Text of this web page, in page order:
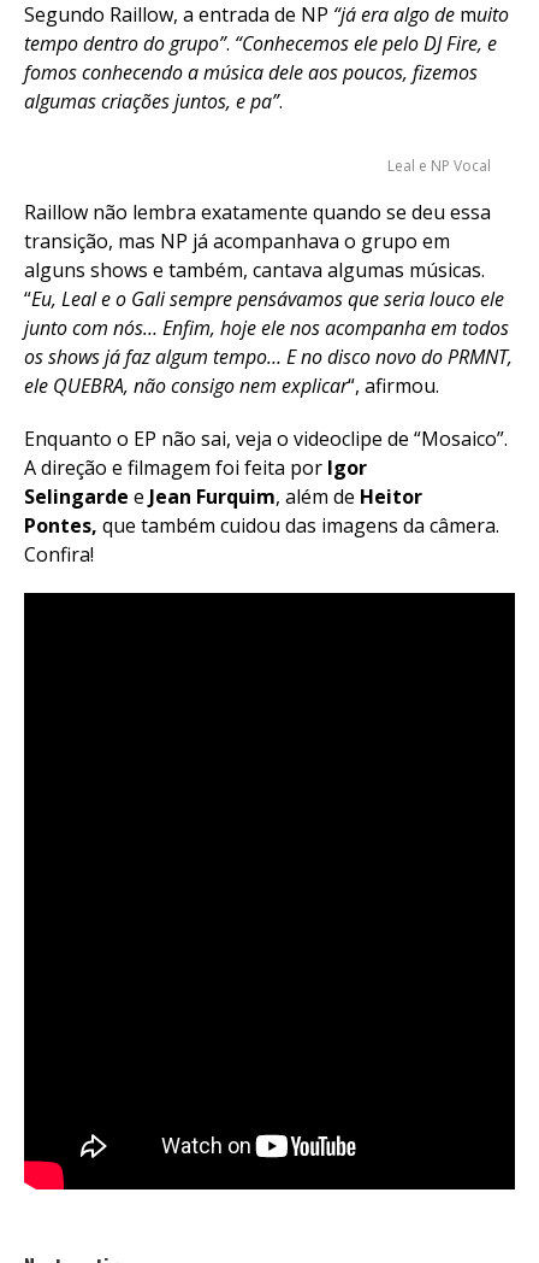
Segundo Raillow, a entrada de NP “já era algo de muito
tempo dentro do grupo”. “Conhecemos ele pelo DJ Fire, e
fomos conhecendo a música dele aos poucos, fizemos
algumas criações juntos, e pa”.
Leal e NP Vocal
Raillow não lembra exatamente quando se deu essa
transição, mas NP já acompanhava o grupo em
alguns shows e também, cantava algumas músicas.
“Eu, Leal e o Gali sempre pensávamos que seria louco ele
junto com nós… Enfim, hoje ele nos acompanha em todos
os shows já faz algum tempo… E no disco novo do PRMNT,
ele QUEBRA, não consigo nem explicar“, afirmou.
Enquanto o EP não sai, veja o videoclipe de “Mosaico”.
A direção e filmagem foi feita por Igor
Selingarde e Jean Furquim, além de Heitor
Pontes, que também cuidou das imagens da câmera.
Confira!